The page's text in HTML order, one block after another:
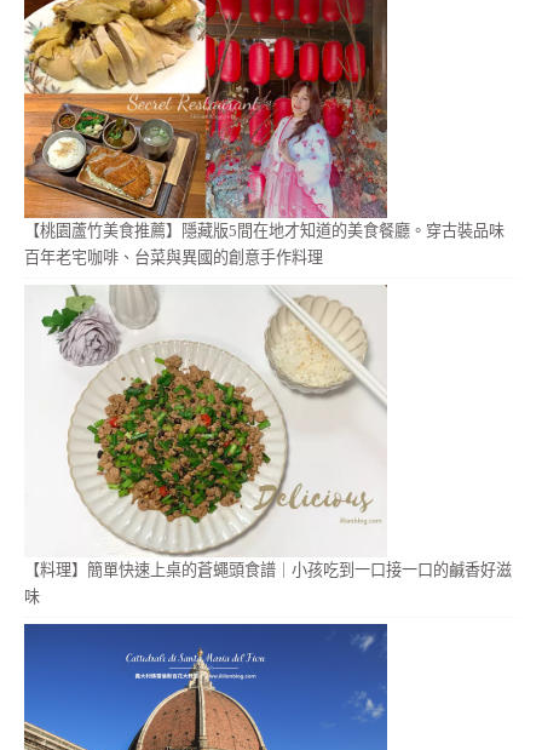
【桃園蘆竹美食推薦】隱藏版5間在地才知道的美食餐廳。穿古裝品味
百年老宅咖啡、台菜與異國的創意手作料理
【料理】簡單快速上桌的蒼蠅頭食譜｜小孩吃到一口接一口的鹹香好滋
味